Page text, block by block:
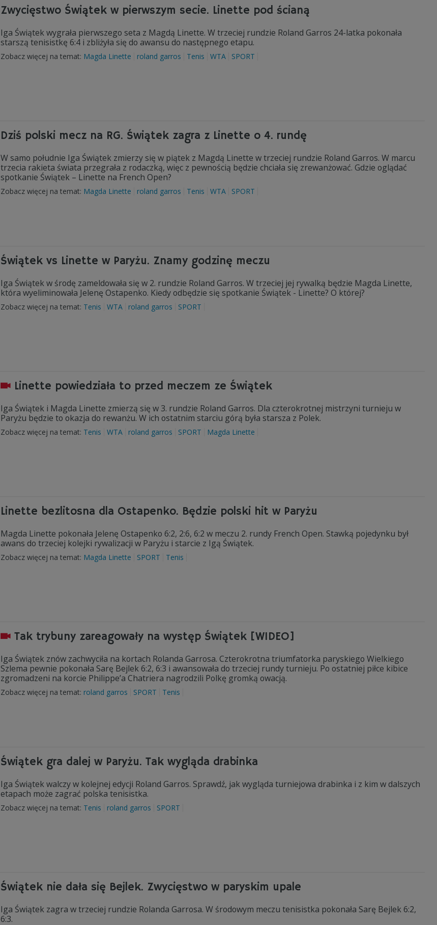
Zwycięstwo Świątek w pierwszym secie. Linette pod ścianą
Iga Świątek wygrała pierwszego seta z Magdą Linette. W trzeciej rundzie Roland Garros 24-latka pokonała
starszą tenisistkę 6:4 i zbliżyła się do awansu do następnego etapu.
Zobacz więcej na temat: Magda Linette roland garros Tenis WTA SPORT
Dziś polski mecz na RG. Świątek zagra z Linette o 4. rundę
W samo południe Iga Świątek zmierzy się w piątek z Magdą Linette w trzeciej rundzie Roland Garros. W marcu
trzecia rakieta świata przegrała z rodaczką, więc z pewnością będzie chciała się zrewanżować. Gdzie oglądać
spotkanie Świątek – Linette na French Open?
Zobacz więcej na temat: Magda Linette roland garros Tenis WTA SPORT
Świątek vs Linette w Paryżu. Znamy godzinę meczu
Iga Świątek w środę zameldowała się w 2. rundzie Roland Garros. W trzeciej jej rywalką będzie Magda Linette,
która wyeliminowała Jelenę Ostapenko. Kiedy odbędzie się spotkanie Świątek - Linette? O której?
Zobacz więcej na temat: Tenis WTA roland garros SPORT
Linette powiedziała to przed meczem ze Świątek
Iga Świątek i Magda Linette zmierzą się w 3. rundzie Roland Garros. Dla czterokrotnej mistrzyni turnieju w
Paryżu będzie to okazja do rewanżu. W ich ostatnim starciu górą była starsza z Polek.
Zobacz więcej na temat: Tenis WTA roland garros SPORT Magda Linette
Linette bezlitosna dla Ostapenko. Będzie polski hit w Paryżu
Magda Linette pokonała Jelenę Ostapenko 6:2, 2:6, 6:2 w meczu 2. rundy French Open. Stawką pojedynku był
awans do trzeciej kolejki rywalizacji w Paryżu i starcie z Igą Świątek.
Zobacz więcej na temat: Magda Linette SPORT Tenis
Tak trybuny zareagowały na występ Świątek [WIDEO]
Iga Świątek znów zachwyciła na kortach Rolanda Garrosa. Czterokrotna triumfatorka paryskiego Wielkiego
Szlema pewnie pokonała Sarę Bejlek 6:2, 6:3 i awansowała do trzeciej rundy turnieju. Po ostatniej piłce kibice
zgromadzeni na korcie Philippe’a Chatriera nagrodzili Polkę gromką owacją.
Zobacz więcej na temat: roland garros SPORT Tenis
Świątek gra dalej w Paryżu. Tak wygląda drabinka
Iga Świątek walczy w kolejnej edycji Roland Garros. Sprawdź, jak wygląda turniejowa drabinka i z kim w dalszych
etapach może zagrać polska tenisistka.
Zobacz więcej na temat: Tenis roland garros SPORT
Świątek nie dała się Bejlek. Zwycięstwo w paryskim upale
Iga Świątek zagra w trzeciej rundzie Rolanda Garrosa. W środowym meczu tenisistka pokonała Sarę Bejlek 6:2,
6:3.